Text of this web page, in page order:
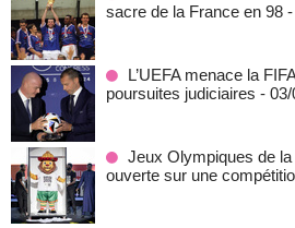
sacre de la France en 98
L’UEFA menace la
poursuites judiciaires - 03/
Jeux Olympiques de
ouverte sur une